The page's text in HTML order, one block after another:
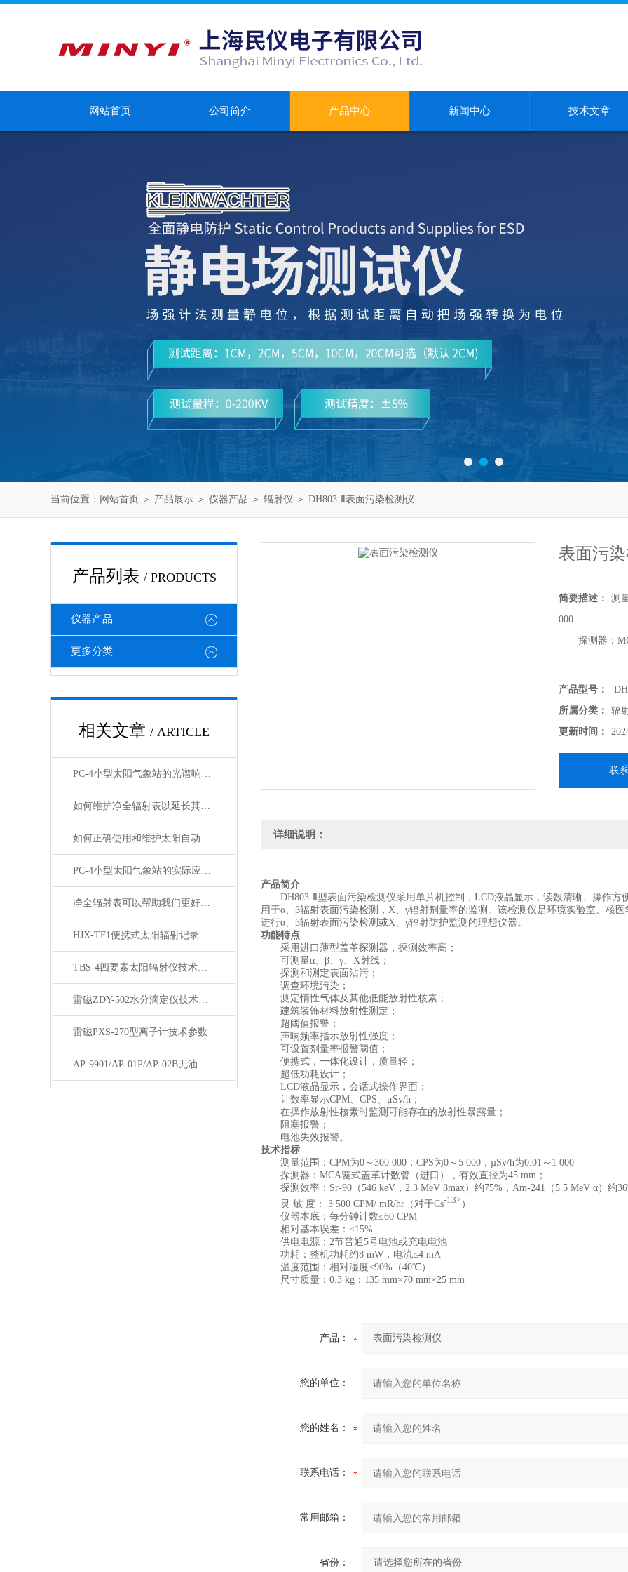
网站首页 公司简介 产品中心 新闻中心 技术文章
当前位置： 网站首页 ＞ 产品展示 ＞ 仪器产品 ＞ 辐射仪 ＞ DH803-Ⅱ表面污染检测仪
产品列表 / PRODUCTS
仪器产品
更多分类
相关文章 / ARTICLE
PC-4小型太阳气象站的光谱响应与校准方法
如何维护净全辐射表以延长其使用寿命？
如何正确使用和维护太阳自动跟踪直接辐射表？
PC-4小型太阳气象站的实际应用价值
净全辐射表可以帮助我们更好地理解和利用太阳辐射
HJX-TF1便携式太阳辐射记录仪能够准确捕捉太阳辐射的变化
TBS-4四要素太阳辐射仪技术参数
雷磁ZDY-502水分滴定仪技术参数
雷磁PXS-270型离子计技术参数
AP-9901/AP-01P/AP-02B无油真空/压力泵
表面污
简要描述：
测
000
探测器：
产品型号：
所属分类：
辐
更新时间：
联
详细说明：
产品简介
DH803-Ⅱ型表面污染检测仪采用单片机控制，LCD液晶显示，读数清晰、操作方
用于α、β辐射表面污染检测，X、γ辐射剂量率的监测。该检测仪是环境实验室、核
进行α、β辐射表面污染检测或X、γ辐射防护监测的理想仪器。
功能特点
采用进口薄型盖革探测器，探测效率高；
可测量α、β、γ、X射线；
探测和测定表面沾污；
调查环境污染；
测定惰性气体及其他低能放射性核素；
建筑装饰材料放射性测定；
超阈值报警；
声响频率指示放射性强度；
可设置剂量率报警阈值；
便携式，一体化设计，质量轻；
超低功耗设计；
LCD液晶显示，会话式操作界面；
计数率显示CPM、CPS、μSv/h；
在操作放射性核素时监测可能存在的放射性暴露量；
阻塞报警；
电池失效报警。
技术指标
测量范围：CPM为0～300 000，CPS为0～5 000，µSv/h为0.01～1 000
探测器：MCA窗式盖革计数管（进口），有效直径为45 mm；
探测效率：Sr-90（546 keV，2.3 MeV βmax）约75%，Am-241（5.5 MeV α）约
灵 敏 度： 3 500 CPM/ mR/hr（对于Cs-137 ）
仪器本底：每分钟计数≤60 CPM
相对基本误差：≤15%
供电电源：2节普通5号电池或充电电池
功耗：整机功耗约8 mW，电流≤4 mA
温度范围：相对湿度≤90%（40℃）
尺寸质量：0.3 kg；135 mm×70 mm×25 mm
产品：
您的单位：
您的姓名：
联系电话：
常用邮箱：
省份：